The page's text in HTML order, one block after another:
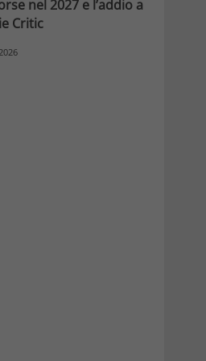
nel 2027 e l’addio a
Critic